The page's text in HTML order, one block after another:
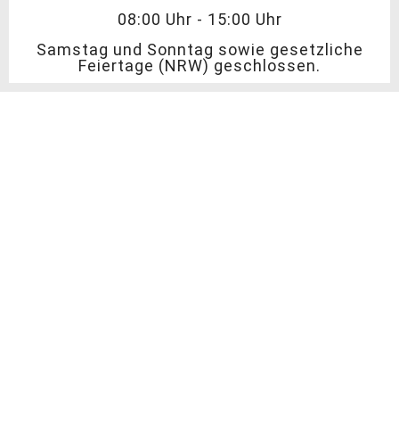
08:00 Uhr - 15:00 Uhr
Samstag und Sonntag sowie gesetzliche
Feiertage (NRW) geschlossen.